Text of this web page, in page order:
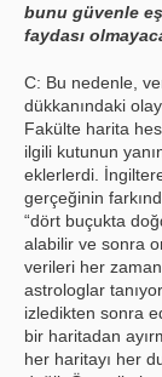
bunu güvenle
faydası
C: Bu nedenle,
dükkanındaki
Fakülte harita
ilgili kutunun
eklerlerdi.
gerçeğinin
“dört buçukta
alabilir ve sonra
verileri her
astrologlar
izledikten sonra
bir haritadan
her haritayı her